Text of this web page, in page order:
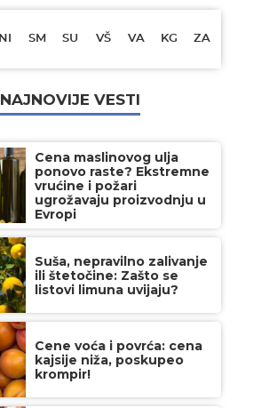
NI SM SU VŠ VA KG ZA
NAJNOVIJE VESTI
Cena maslinovog ulja
ponovo raste? Ekstremne
vrućine i požari
ugrožavaju proizvodnju u
Evropi
Suša, nepravilno zalivanje
ili štetočine: Zašto se
listovi limuna uvijaju?
Cene voća i povrća: cena
kajsije niža, poskupeo
krompir!